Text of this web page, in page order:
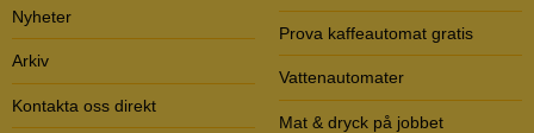
Nyheter
Arkiv
Kontakta oss direkt
Prova kaffeautomat gratis
Vattenautomater
Mat & dryck på jobbet